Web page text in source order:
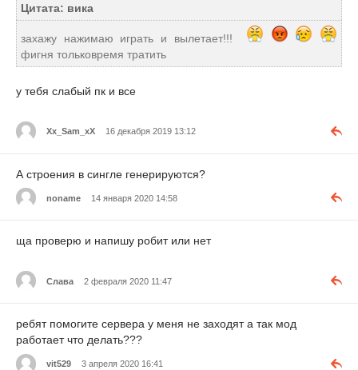
Цитата: вика
захажу нажимаю играть и вылетает!!!
фигня тольковремя тратить
у тебя слабый пк и все
Xx_Sam_xX 16 декабря 2019 13:12
А строения в сингле генерируются?
noname 14 января 2020 14:58
ща проверю и напишу робит или нет
Слава 2 февраля 2020 11:47
ребят помогите сервера у меня не заходят а так мод
работает что делать???
vit529 3 апреля 2020 16:41